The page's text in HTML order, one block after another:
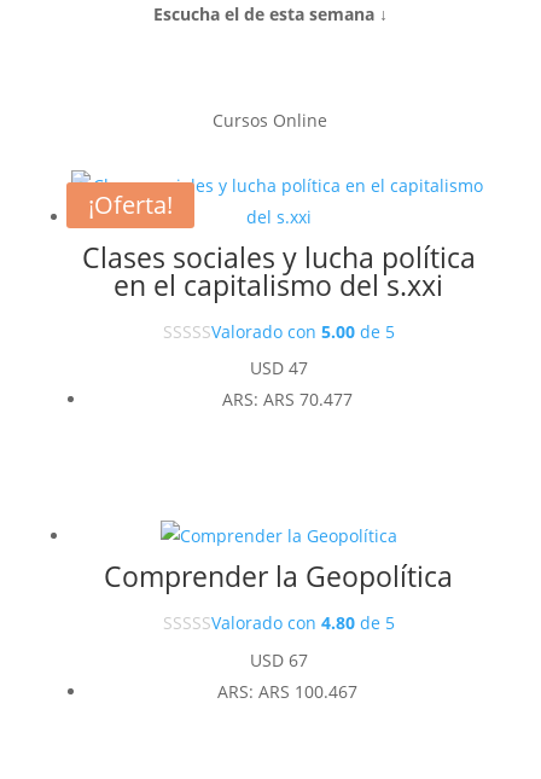
Escucha el de esta semana ↓
Cursos Online
Clases sociales y lucha política
en el capitalismo del s.xxi
Valorado con 5.00de 5
USD47
ARS: ARS 70.477
Comprender la Geopolítica
Valorado con 4.80de 5
USD67
ARS: ARS 100.467
¡Oferta!